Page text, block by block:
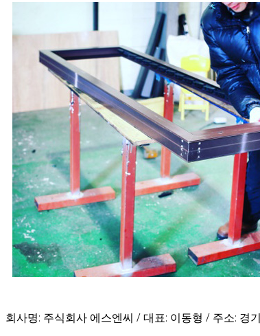
회사명: 주식회사 에스엔씨 / 대표: 이동형 / 주소: 경